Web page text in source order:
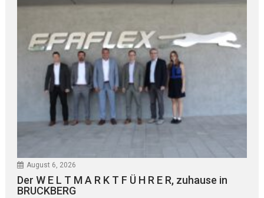
August 6, 2026
Der W E L T M A R K T F Ü H R E R, zuhause in
BRUCKBERG